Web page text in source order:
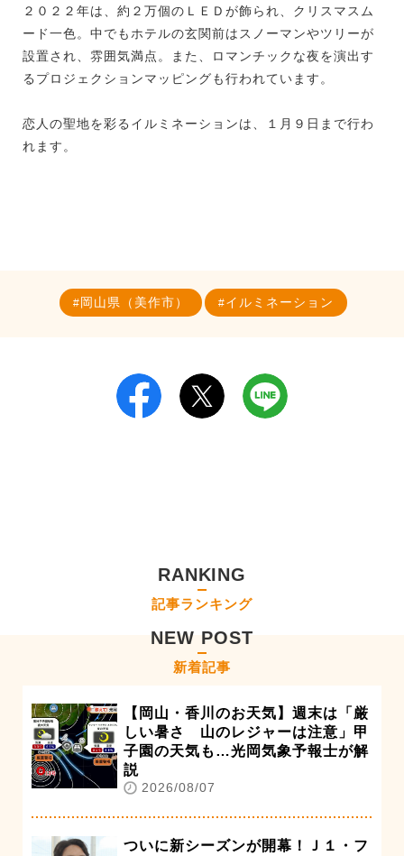
２０２２年は、約２万個のＬＥＤが飾られ、クリスマスム
ード一色。中でもホテルの玄関前はスノーマンやツリーが
設置され、雰囲気満点。また、ロマンチックな夜を演出す
るプロジェクションマッピングも行われています。
恋人の聖地を彩るイルミネーションは、１月９日まで行わ
れます。
岡山県（美作市） イルミネーション
RANKING
記事ランキング
NEW POST
新着記事
【岡山・香川のお天気】週末は「厳
しい暑さ 山のレジャーは注意」甲
子園の天気も…光岡気象予報士が解
説
2026/08/07
ついに新シーズンが開幕！Ｊ１・フ